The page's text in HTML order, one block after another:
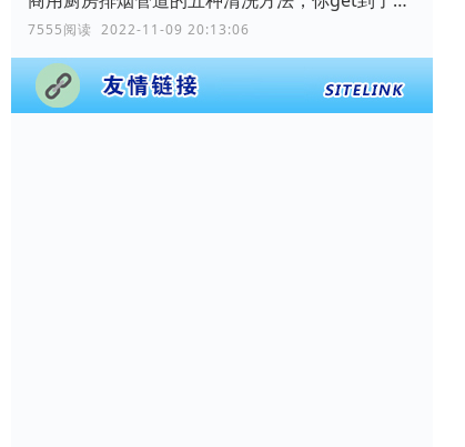
7555阅读 2022-11-09 20:13:06